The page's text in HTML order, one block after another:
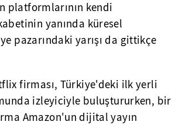
platformlarının kendi
yanında küresel
pazarındaki yarışı da gittikçe
firması, Türkiye'deki ilk yerli
izleyiciyle buluştururken, bir
Amazon'un dijital yayın